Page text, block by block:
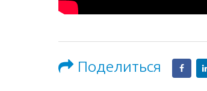
Поделиться